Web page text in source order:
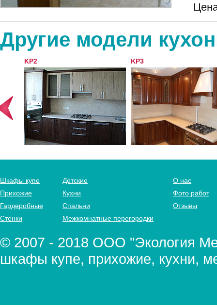
Другие модели
KP2 KP3
Шкафы купе
Прихожие
Гардеробные
Стенки
Детские
Кухни
Спальни
Межкомнатные перегородки
О нас
Фото работ
Отзывы
© 2007 - 2018 ООО "Экология
шкафы купе, прихожие, кухни,